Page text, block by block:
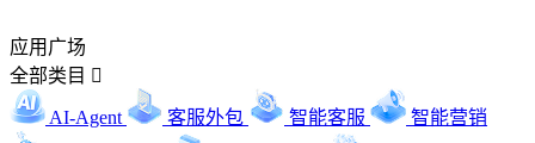
应用广场
全部类目 
AI-Agent 客服外包 智能客服 智能营销